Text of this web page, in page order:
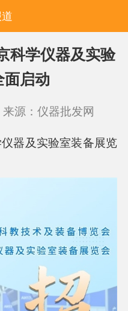
科学仪器及实验
面启动
来源：仪器批发网
器及实验室装备展览